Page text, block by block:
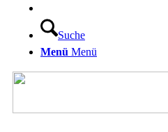
Suche
Menü Menü